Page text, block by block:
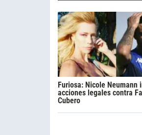
Furiosa: Nicole Neumann
acciones legales contra
Cubero